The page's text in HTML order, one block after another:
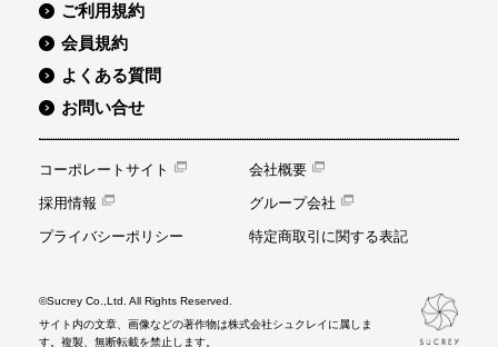
ご利用規約
会員規約
よくある質問
お問い合せ
コーポレートサイト
会社概要
採用情報
グループ会社
プライバシーポリシー
特定商取引に関する表記
©Sucrey Co.,Ltd. All Rights Reserved.
サイト内の文章、画像などの著作物は株式会社シュクレイに属しま
す。複製、無断転載を禁止します。